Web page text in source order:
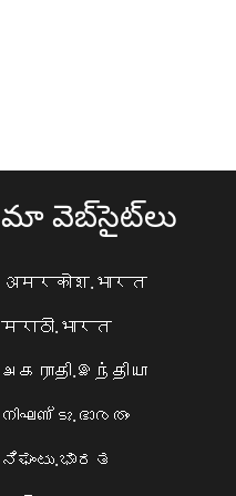
మా వెబ్‌సైట్‌లు
अमरकोश.भारत
मराठी.भारत
அகராதி.இந்தியா
നിഘണ്ടു.ഭാരതം
ನಿಘಂಟು.ಭಾರತ